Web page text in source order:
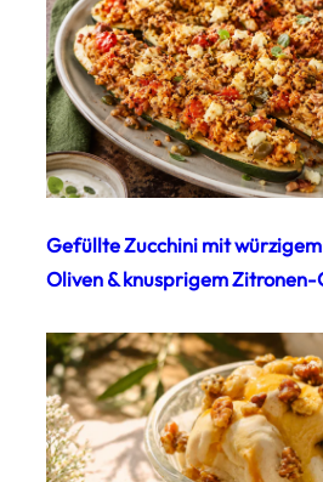
Gefüllte Zucchini mit
Oliven & knusprigem Zitronen-